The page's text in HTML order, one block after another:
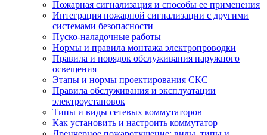
Пожарная сигнализация и способы ее применения
Интеграция пожарной сигнализации с другими
системами безопасности
Пуско-наладочные работы
Нормы и правила монтажа электропроводки
Правила и порядок обслуживания наружного
освещения
Этапы и нормы проектирования СКС
Правила обслуживания и эксплуатации
электроустановок
Типы и виды сетевых коммутаторов
Как установить и настроить коммутатор